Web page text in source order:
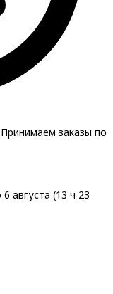
заказы по
августа (13 ч 22